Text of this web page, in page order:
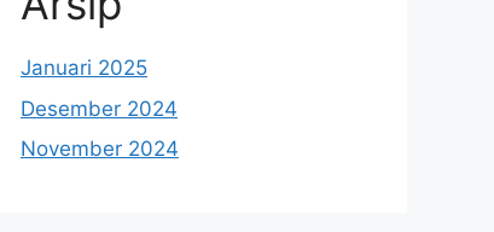
Januari 2025
Desember 2024
November 2024